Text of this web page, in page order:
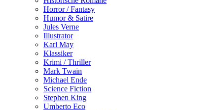
Horror / Fantasy
Humor & Satire
Jules Verne
Illustrator
Karl May
Klassiker
Krimi / Thriller
Mark Twain
Michael Ende
Science Fiction
Stephen King
Umberto Eco